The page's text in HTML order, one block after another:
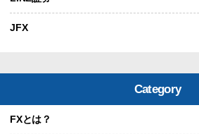
JFX
Category
FXとは？